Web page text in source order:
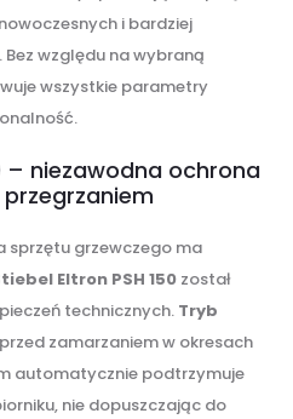
i bardziej
względu na wybraną
wszystkie parametry
– niezawodna ochrona
sprzętu grzewczego ma
Eltron PSH 150 został
technicznych. Tryb
zamarzaniem w okresach
automatycznie podtrzymuje
nie dopuszczając do